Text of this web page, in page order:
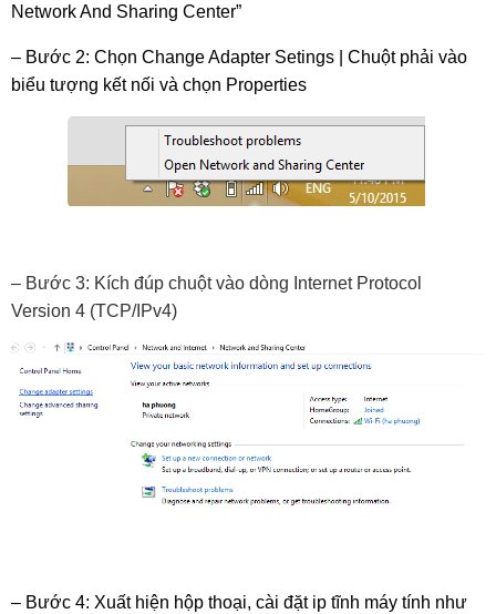
Network And Sharing Center”
– Bước 2: Chọn Change Adapter Setings | Chuột phải vào
biểu tượng kết nối và chọn Properties
– Bước 3: Kích đúp chuột vào dòng Internet Protocol
Version 4 (TCP/IPv4)
– Bước 4: Xuất hiện hộp thoại, cài đặt ip tĩnh máy tính như